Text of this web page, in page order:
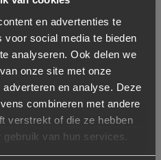
en advertenties te
voor social media te bieden
analyseren. Ook delen we
onze site met onze
en analyse. Deze
combineren met andere
verstrekt of die ze hebben
van hun services.